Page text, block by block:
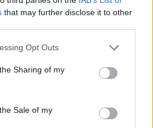
that may further disclose it to other
app uses one or more Google
usage behaviour. You may click to
and its third-party tags to
purposes in below Google
Opt Outs
Sharing of my
Sale of my